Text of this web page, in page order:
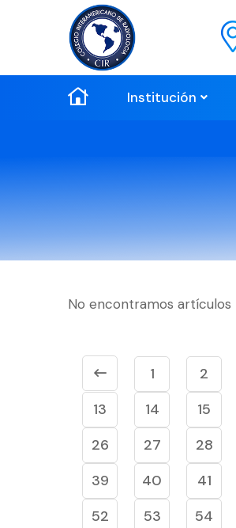
Institución
No encontramos artículos
1 2
13
14 15
26
27 28
39
40 41
52
53 54